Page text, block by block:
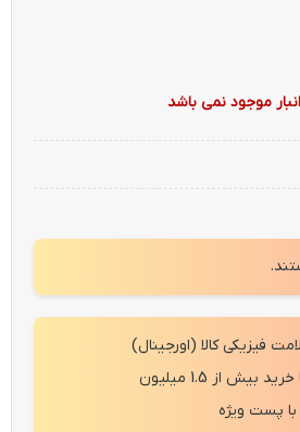
موجود نمی باشد
فیزیکی کالا (اورجینال)
از 1.5 میلیون
پست ویژه